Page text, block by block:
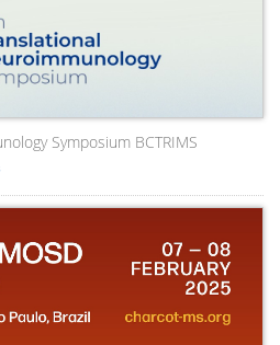
Symposium BCTRIMS